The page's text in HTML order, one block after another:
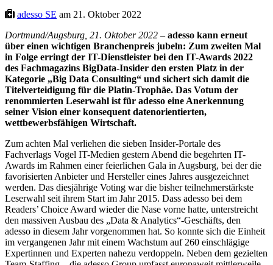
adesso SE am 21. Oktober 2022
Dortmund/Augsburg, 21. Oktober 2022 – adesso kann erneut
über einen wichtigen Branchenpreis jubeln: Zum zweiten Mal
in Folge erringt der IT-Dienstleister bei den IT-Awards 2022
des Fachmagazins BigData-Insider den ersten Platz in der
Kategorie „Big Data Consulting“ und sichert sich damit die
Titelverteidigung für die Platin-Trophäe. Das Votum der
renommierten Leserwahl ist für adesso eine Anerkennung
seiner Vision einer konsequent datenorientierten,
wettbewerbsfähigen Wirtschaft.
Zum achten Mal verliehen die sieben Insider-Portale des
Fachverlags Vogel IT-Medien gestern Abend die begehrten IT-
Awards im Rahmen einer feierlichen Gala in Augsburg, bei der die
favorisierten Anbieter und Hersteller eines Jahres ausgezeichnet
werden. Das diesjährige Voting war die bisher teilnehmerstärkste
Leserwahl seit ihrem Start im Jahr 2015. Dass adesso bei dem
Readers’ Choice Award wieder die Nase vorne hatte, unterstreicht
den massiven Ausbau des „Data & Analytics“-Geschäfts, den
adesso in diesem Jahr vorgenommen hat. So konnte sich die Einheit
im vergangenen Jahr mit einem Wachstum auf 260 einschlägige
Expertinnen und Experten nahezu verdoppeln. Neben dem gezielten